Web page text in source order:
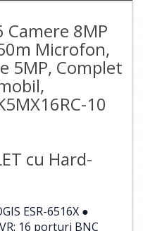
Camere 8MP
Microfon,
5MP, Complet
10
cu Hard-
ESR-6516X ●
16 porturi BNC